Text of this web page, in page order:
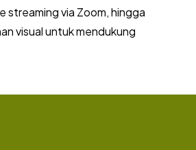
streaming via Zoom, hingga
visual untuk mendukung